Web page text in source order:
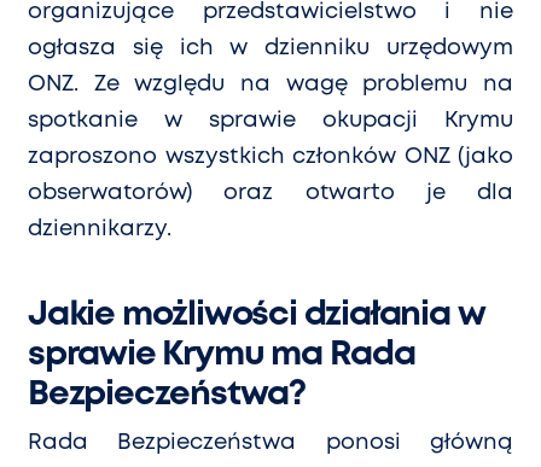
organizujące przedstawicielstwo i nie
ogłasza się ich w dzienniku urzędowym
ONZ. Ze względu na wagę problemu na
spotkanie w sprawie okupacji Krymu
zaproszono wszystkich członków ONZ (jako
obserwatorów) oraz otwarto je dla
dziennikarzy.
Jakie możliwości działania w
sprawie Krymu ma Rada
Bezpieczeństwa?
Rada Bezpieczeństwa ponosi główną